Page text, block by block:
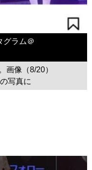
グラム＠
画像（8/20）
写真に